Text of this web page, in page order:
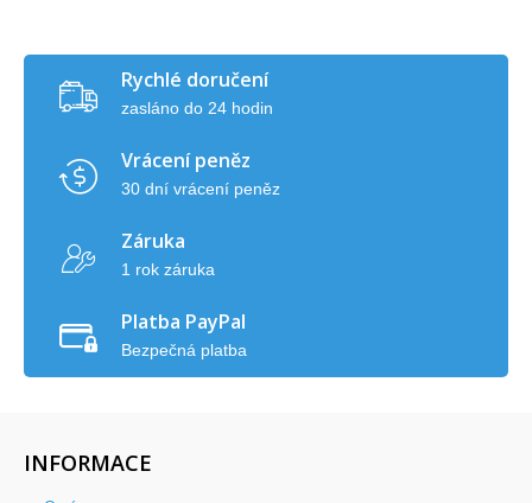
Rychlé doručení
zasláno do 24 hodin
Vrácení peněz
30 dní vrácení peněz
Záruka
1 rok záruka
Platba PayPal
Bezpečná platba
INFORMACE